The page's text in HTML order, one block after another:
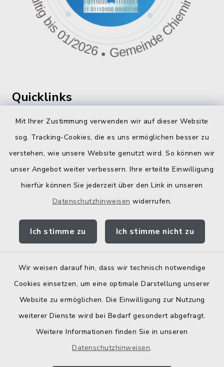
Mit Ihrer Zustimmung verwenden wir auf dieser Website
sog. Tracking-Cookies, die es uns ermöglichen besser zu
verstehen, wie unsere Website genutzt wird. So können wir
unser Angebot weiter verbessern. Ihre erteilte Einwilligung
hierfür können Sie jederzeit über den Link in unseren
Datenschutzhinweisen widerrufen.
Ich stimme zu Ich stimme nicht zu
Wir weisen darauf hin, dass wir technisch notwendige
Cookies einsetzen, um eine optimale Darstellung unserer
Website zu ermöglichen. Die Einwilligung zur Nutzung
weiterer Dienste wird bei Bedarf gesondert abgefragt.
Weitere Informationen finden Sie in unseren
Datenschutzhinweisen.
Quicklinks
360 ° Panorama
Fahrplanauskunft
Landratsamt Traunstein
Kostenlose Energieberatung
Kontakt
Datenschutz